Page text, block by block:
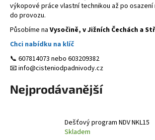
výkopové práce vlastní technikou až po osazení
do provozu.
Působíme na Vysočině, v Jižních Čechách a
Chci nabídku na klíč
📞 607814073 nebo 603209382
📧 info@cisteniodpadnivody.cz
Nejprodávanější
Dešťový program NDV NKL15
Skladem
t
e
n
a
j
í
t